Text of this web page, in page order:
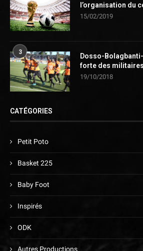
l’organisation du
15/02/2019
3
Dosso-Bolagbanti-
forte des militaires
19/10/2018
CATÉGORIES
Petit Poto
Basket 225
Baby Foot
Inspirés
ODK
Autres Productions